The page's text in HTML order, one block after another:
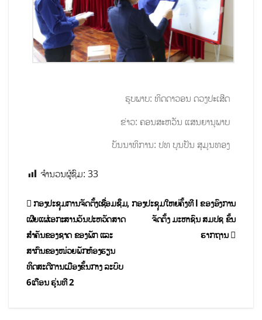
ຮູບພາບ: ທິດດາວອນ ດວງປະເສີດ
ຂ່າວ: ຄອນສະຫວັນ ແສນຍານຸພາບ
ບັນນາທິການ: ປທ ບຸນປັນ ສຸມຸນທອງ
ຈຳນວນຜູ້ຊົມ: 33
ກອງປະຊຸມໃຫຍ່ຄັ້ງທີ l ຂອງອົງການ
ຈັດຕັ້ງ ມະຫາຊົນ ສມປຊ ຂັ້ນ
ຮາກຖານ
ກອງປະຊຸມການຈັດຕັ້ງເຊື່ອມຊຶມ,
ເຜີຍແຜ່ເອກະສານວັນປະຫວັດສາດ
ສໍາຄັນຂອງຊາດ ຂອງພັກ ແລະ
ສາກົນຂອງໜ່ວຍພັກຫ້ອງຮຽນ
ທິດສະດີການເມືອງຂັ້ນກາງ ລະບົບ
6ເດືອນ ຮຸ່ນທີ 2